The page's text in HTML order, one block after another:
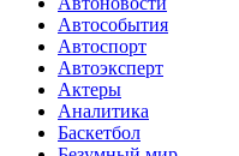
Автособытия
Автоспорт
Автоэксперт
Актеры
Аналитика
Баскетбол